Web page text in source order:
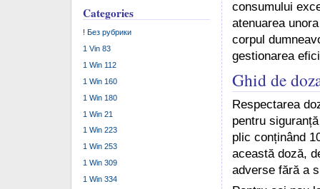
consumului
atenuarea
corpul
gestionarea
Ghid de
Respectarea
pentru
plic conținând
această doză,
adverse fără a
Categories
! Без рубрики
1 Vin 83
1 Win 112
1 Win 160
1 Win 180
1 Win 21
1 Win 223
1 Win 253
1 Win 309
1 Win 334